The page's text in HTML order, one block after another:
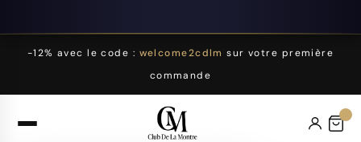
-12% avec le code : welcome2cdlm sur votre première
commande